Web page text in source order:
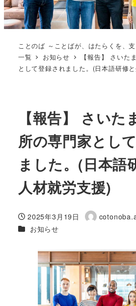
ことのば ～ことばが、はたらくを、
一覧
お知らせ
【報告】 さいた
として登録されました。(日本語研修
【報告】 さいた
所の専門家とし
ました。(日本語
人材就労支援)
投稿日
2025年3月19日
著
カテゴリー
お知らせ